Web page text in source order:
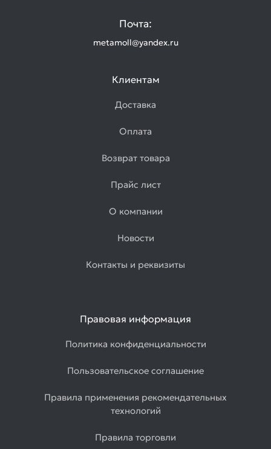
Почта:
metamoll@yandex.ru
Клиентам
Доставка
Оплата
Возврат товара
Прайс лист
О компании
Новости
Контакты и реквизиты
Правовая информация
Политика конфиденциальности
Пользовательское соглашение
Правила применения рекомендательных
технологий
Правила торговли